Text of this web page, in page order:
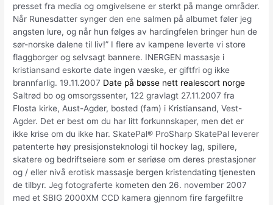
presset fra media og omgivelsene er sterkt på mange områder.
Når Runesdatter synger den ene salmen på albumet føler jeg
angsten lure, og når hun følges av hardingfelen bringer hun de
sør-norske dalene til liv!” I flere av kampene leverte vi store
flaggborger og selvsagt bannere. INERGEN massasje i
kristiansand eskorte date ingen væske, er giftfri og ikke
brannfarlig. 19.11.2007 Date på bøsse nett realescort norge
Saltrød bo og omsorgssenter, 122 gravlagt 27.11.2007 fra
Flosta kirke, Aust-Agder, bosted (fam) i Kristiansand, Vest-
Agder. Det er best om du har litt forkunnskaper, men det er
ikke krise om du ikke har. SkatePal® ProSharp SkatePal leverer
patenterte høy presisjonsteknologi til hockey lag, spillere,
skatere og bedriftseiere som er seriøse om deres prestasjoner
og / eller nivå erotisk massasje bergen kristendating tjenesten
de tilbyr. Jeg fotograferte kometen den 26. november 2007
med et SBIG 2000XM CCD kamera gjennom fire fargefiltre